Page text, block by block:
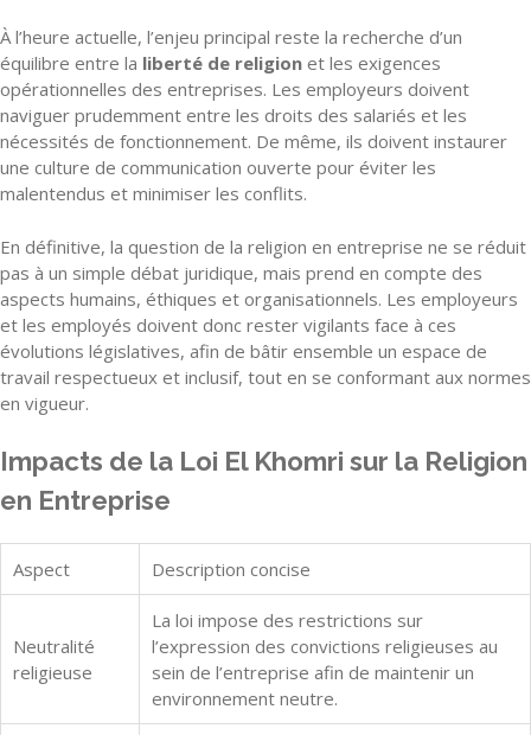
À l’heure actuelle, l’enjeu principal reste la recherche d’un
équilibre entre la liberté de religion et les exigences
opérationnelles des entreprises. Les employeurs doivent
naviguer prudemment entre les droits des salariés et les
nécessités de fonctionnement. De même, ils doivent instaurer
une culture de communication ouverte pour éviter les
malentendus et minimiser les conflits.
En définitive, la question de la religion en entreprise ne se réduit
pas à un simple débat juridique, mais prend en compte des
aspects humains, éthiques et organisationnels. Les employeurs
et les employés doivent donc rester vigilants face à ces
évolutions législatives, afin de bâtir ensemble un espace de
travail respectueux et inclusif, tout en se conformant aux normes
en vigueur.
Impacts de la Loi El Khomri sur la Religion
en Entreprise
Aspect Description concise
Neutralité
religieuse
La loi impose des restrictions sur
l’expression des convictions religieuses au
sein de l’entreprise afin de maintenir un
environnement neutre.